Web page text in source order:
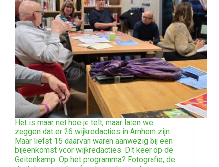
Het is maar net hoe je telt, maar laten we
zeggen dat er 26 wijkredacties in Arnhem zijn.
Maar liefst 15 daarvan waren aanwezig bij een
bijeenkomst voor wijkredacties. Dit keer op de
Geitenkamp. Op het programma? Fotografie, de